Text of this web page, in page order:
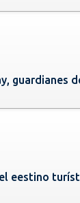
guardianes
eestino